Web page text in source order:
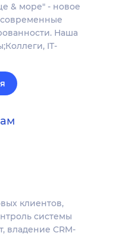
& море" - новое
Наша
IT-
клиентов,
системы
владение CRM-